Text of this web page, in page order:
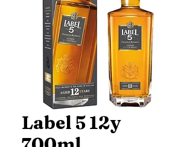
Label 5 12y